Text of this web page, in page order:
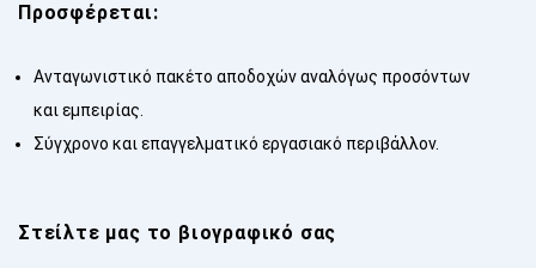
Προσφέρεται:
Ανταγωνιστικό πακέτο αποδοχών αναλόγως προσόντων
και εμπειρίας.
Σύγχρονο και επαγγελματικό εργασιακό περιβάλλον.
Στείλτε μας το βιογραφικό σας